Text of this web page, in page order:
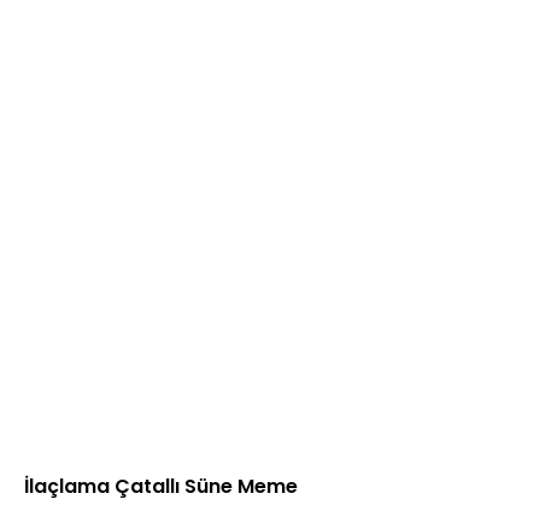
İlaçlama Çatallı Süne Meme